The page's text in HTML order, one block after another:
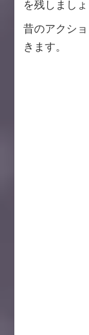
を残しましょ
昔のアクシ
きます。